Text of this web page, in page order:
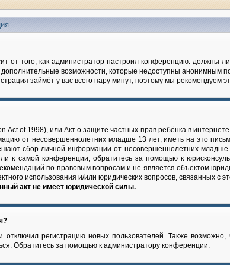
от того, как администратор настроил конференцию: должны
возможности, которые недоступны анонимным
займёт у вас всего пару минут, поэтому мы рекомендуем
Act of 1998), или Акт о защите частных прав ребёнка в
от несовершеннолетних младше 13 лет, иметь на это
сбор личной информации от несовершеннолетних
к самой конференции, обратитесь за помощью к
по правовым вопросам и не является объектом
использования и/или юридических вопросов, связанных с
акт не имеет юридической силы..
отключил регистрацию новых пользователей. Также
Обратитесь за помощью к администратору конференции.